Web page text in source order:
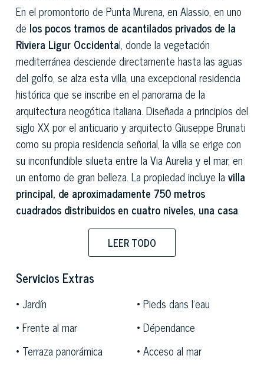
En el promontorio de Punta Murena, en Alassio, en uno
de los pocos tramos de acantilados privados de la
Riviera Ligur Occidental, donde la vegetación
mediterránea desciende directamente hasta las aguas
del golfo, se alza esta villa, una excepcional residencia
histórica que se inscribe en el panorama de la
arquitectura neogótica italiana. Diseñada a principios del
siglo XX por el anticuario y arquitecto Giuseppe Brunati
como su propia residencia señorial, la villa se erige con
su inconfundible silueta entre la Via Aurelia y el mar, en
un entorno de gran belleza. La propiedad incluye lavilla
principal, de aproximadamente 750 metros
cuadrados distribuidos en cuatro niveles, una casa
de guarda independiente de unos 160 metros
cuadrados, un jardín botánico protegido por la
Oficina de Bellas Artes de aproximadamente 1,4
hectáreas, un paseo marítimo privado, una playa
su complejidad arquitectónica: en la parte trasera, un
pórtico adornado con azulejos de mayólica y esculturas
LEER TODO
Servicios Extras
Jardín
Pieds dans l'eau
Frente al mar
Dépendance
Terraza panorámica
Acceso al mar